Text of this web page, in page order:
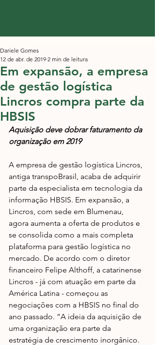
Em expansão, a empresa
de gestão logística
Lincros compra parte da
HBSIS
Dariele Gomes
12 de abr. de 2019 2 min de leitura
Aquisição deve dobrar faturamento da
organização em 2019
A empresa de gestão logística Lincros,
antiga transpoBrasil, acaba de adquirir
parte da especialista em tecnologia da
informação HBSIS. Em expansão, a
Lincros, com sede em Blumenau,
agora aumenta a oferta de produtos e
se consolida como a mais completa
plataforma para gestão logística no
mercado. De acordo com o diretor
financeiro Felipe Althoff, a catarinense
Lincros - já com atuação em parte da
América Latina - começou as
negociações com a HBSIS no final do
ano passado. “A ideia da aquisição de
uma organização era parte da
estratégia de crescimento inorgânico.